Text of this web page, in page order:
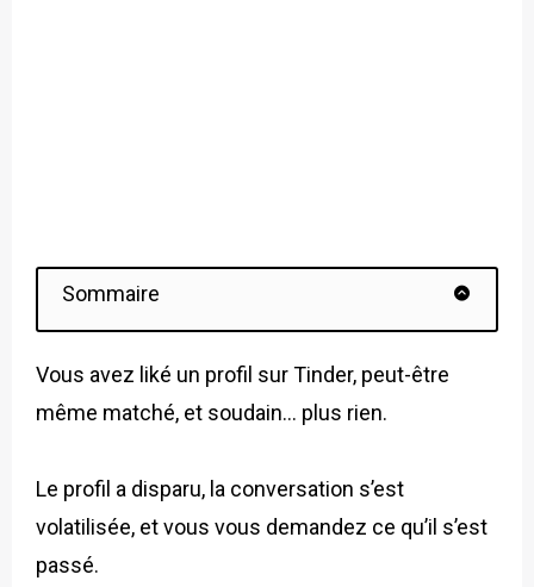
Sommaire
Vous avez liké un profil sur Tinder, peut-être
même matché, et soudain… plus rien.
Le profil a disparu, la conversation s’est
volatilisée, et vous vous demandez ce qu’il s’est
passé.